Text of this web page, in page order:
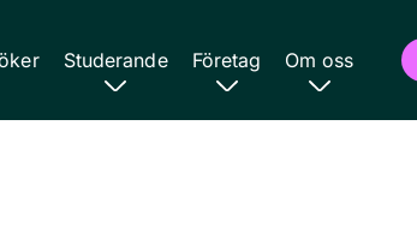
Studerande Företag Om oss